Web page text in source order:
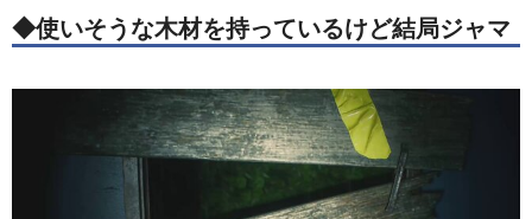
◆使いそうな木材を持っているけど結局ジャマ